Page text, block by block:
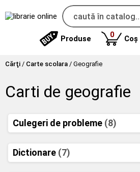
Produse 0produse
Coș
Cărţi / Carte scolara / Geografie
Carti de geografie
Culegeri de probleme (8)
Dictionare (7)